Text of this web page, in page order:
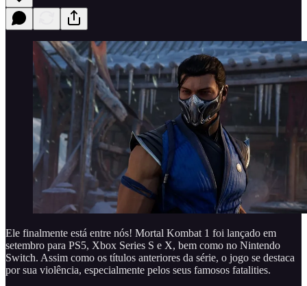
Ele finalmente está entre nós! Mortal Kombat 1 foi lançado em
setembro para PS5, Xbox Series S e X, bem como no Nintendo
Switch. Assim como os títulos anteriores da série, o jogo se destaca
por sua violência, especialmente pelos seus famosos fatalities.